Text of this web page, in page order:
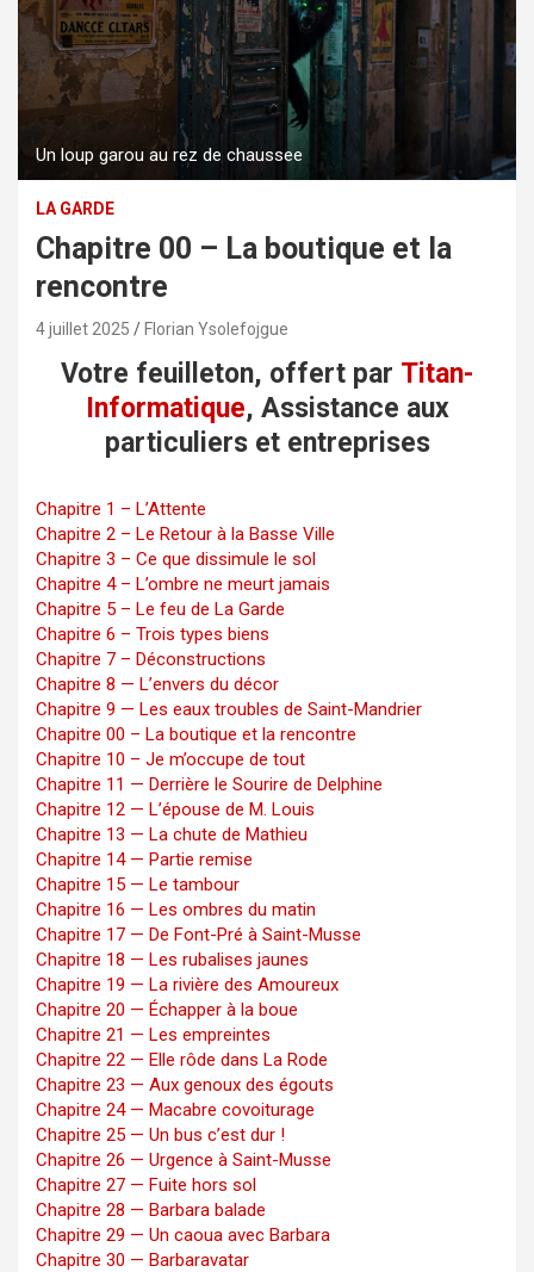
Un loup garou au rez de chaussee
LA GARDE
Chapitre 00 – La boutique et la
rencontre
4 juillet 2025 Florian Ysolefojgue
Votre feuilleton, offert par Titan-
Informatique, Assistance aux
particuliers et entreprises
Chapitre 1 – L’Attente
Chapitre 2 – Le Retour à la Basse Ville
Chapitre 3 – Ce que dissimule le sol
Chapitre 4 – L’ombre ne meurt jamais
Chapitre 5 – Le feu de La Garde
Chapitre 6 – Trois types biens
Chapitre 7 – Déconstructions
Chapitre 8 — L’envers du décor
Chapitre 9 — Les eaux troubles de Saint-Mandrier
Chapitre 00 – La boutique et la rencontre
Chapitre 10 – Je m’occupe de tout
Chapitre 11 — Derrière le Sourire de Delphine
Chapitre 12 — L’épouse de M. Louis
Chapitre 13 — La chute de Mathieu
Chapitre 14 — Partie remise
Chapitre 15 — Le tambour
Chapitre 16 — Les ombres du matin
Chapitre 17 — De Font-Pré à Saint-Musse
Chapitre 18 — Les rubalises jaunes
Chapitre 19 — La rivière des Amoureux
Chapitre 20 — Échapper à la boue
Chapitre 21 — Les empreintes
Chapitre 22 — Elle rôde dans La Rode
Chapitre 23 — Aux genoux des égouts
Chapitre 24 — Macabre covoiturage
Chapitre 25 — Un bus c’est dur !
Chapitre 26 — Urgence à Saint-Musse
Chapitre 27 — Fuite hors sol
Chapitre 28 — Barbara balade
Chapitre 29 — Un caoua avec Barbara
Chapitre 30 — Barbaravatar